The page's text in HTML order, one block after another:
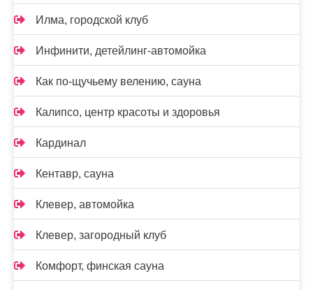
Илма, городской клуб
Инфинити, детейлинг-автомойка
Как по-щучьему велению, сауна
Калипсо, центр красоты и здоровья
Кардинал
Кентавр, сауна
Клевер, автомойка
Клевер, загородный клуб
Комфорт, финская сауна